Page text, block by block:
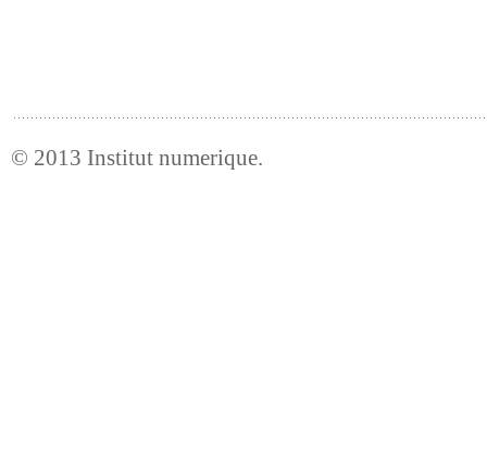
© 2013 Institut numerique.